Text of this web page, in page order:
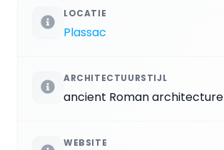
LOCATIE
Plassac
ARCHITECTUURSTIJL
ancient Roman architecture
WEBSITE